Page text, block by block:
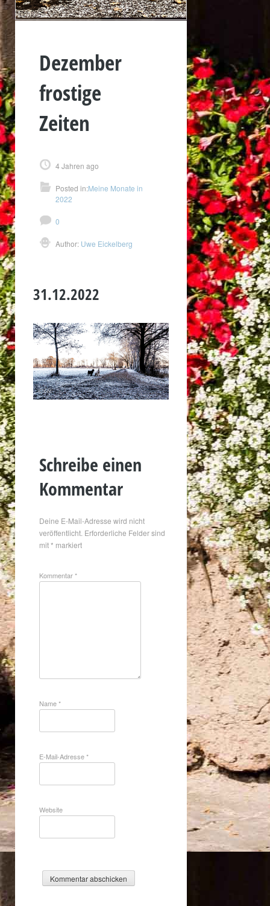
Dezember
frostige
Zeiten
4 Jahren ago
Posted in:Meine Monate in
2022
0
Author: Uwe Eickelberg
31.12.2022
Schreibe einen
Kommentar
Deine E-Mail-Adresse wird nicht
veröffentlicht. Erforderliche Felder sind
mit* markiert
Kommentar*
Name*
E-Mail-Adresse*
Website